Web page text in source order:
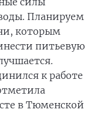
Планируем
которым
питьевую
к работе
в Тюменской